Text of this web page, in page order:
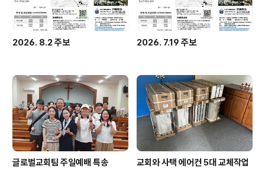
2026. 8.2 주보 2026. 7.19 주보
글로벌교회팀 주일예배 특송 교회와 사택 에어컨 5대 교체작업